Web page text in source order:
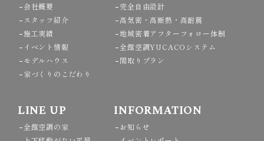
会社概要
スタッフ紹介
施工実績
イベント情報
モデルハウス
家づくりのこだわり
完全自由設計
高気密・高断熱・高耐震
地域密着アフターフォロー体制
全館空調YUCACOシステム
間取りプラン
LINE UP
全館空調の家
INFORMATION
お知らせ